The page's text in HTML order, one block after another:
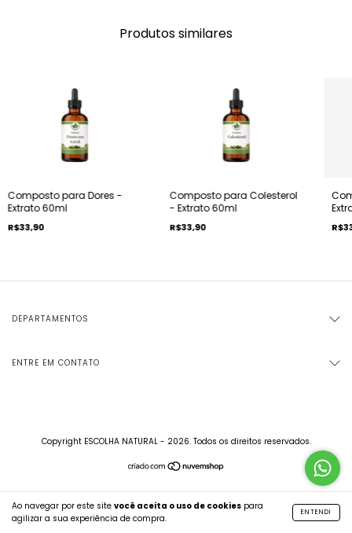
Ao navegar por este site você aceita o uso de cookies para
agilizar a sua experiência de compra.
ENTENDI
Produtos similares
Composto para Dores -
Extrato 60ml
R$33,90
Composto para Colesterol
- Extrato 60ml
R$33,90
DEPARTAMENTOS
ENTRE EM CONTATO
Copyright ESCOLHA NATURAL - 2026. Todos os direitos reservados.